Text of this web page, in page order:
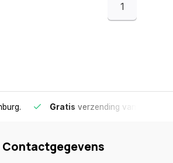
1
Gratis verzending vanaf €75
Contactgegevens